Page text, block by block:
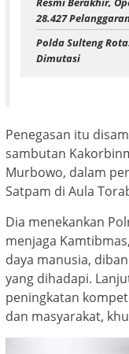
28.427
Polda Sulteng
Dimutasi
Penegasan itu
sambutan
Murbowo, dalam
Satpam di Aula
Dia menekankan
menjaga
daya manusia,
yang dihadapi.
peningkatan
dan masyarakat,